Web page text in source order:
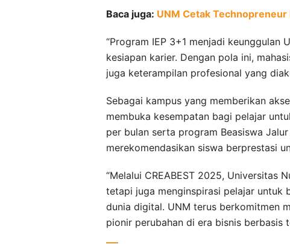
Baca juga: UNM Cetak
“Program IEP 3+1 menjadi keunggulan
kesiapan karier. Dengan pola ini,
juga keterampilan profesional yang
Sebagai kampus yang memberikan
membuka kesempatan bagi pelajar
per bulan serta program Beasiswa
merekomendasikan siswa berprestasi
“Melalui CREABEST 2025, Universitas
tetapi juga menginspirasi pelajar untuk
dunia digital. UNM terus berkomitmen
pionir perubahan di era bisnis berbasis